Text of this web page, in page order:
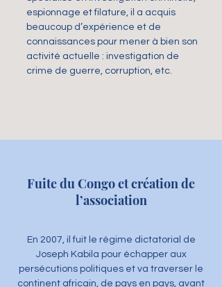
espionnage et filature, il a acquis
beaucoup d’expérience et de
connaissances pour mener à bien son
activité actuelle : investigation de
crime de guerre, corruption, etc.
Fuite du Congo et création de
l’association
En 2007, il fuit le régime dictatorial de
Joseph Kabila pour échapper aux
persécutions politiques et va traverser le
continent africain, de pays en pays, avant